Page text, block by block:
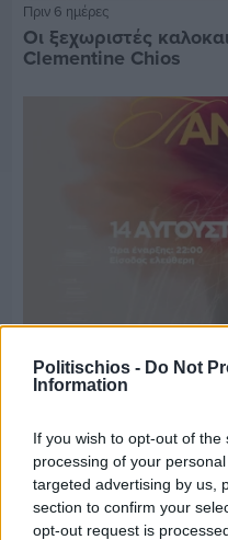
Politischios - Do Not
Information
If you wish to opt-out of
processing of your
targeted advertising by us,
section to confirm your
opt-out request is
Πριν 6 ημέρες
Οι ξεχωριστές
Clementine Chios
Πριν 6 ημέρες
Παραμονή
πανηγύρι στη